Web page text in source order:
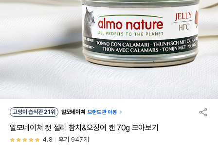
고양이 습식관 21위 알모네이쳐 브랜드관 이동
알모네이쳐 캣 젤리 참치&오징어 캔 70g 모아보기
4.8 후기 947개